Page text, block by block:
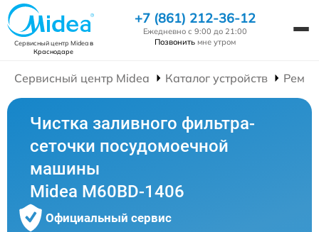
Сервисный центр Mideaв
Краснодаре
+7 (861) 212-36-12
Ежедневно с 9:00 до 21:00
Позвонить мне утром
Сервисный центр Midea Каталог устройств
Чистка заливного фильтра-
сеточки посудомоечной
машины
Midea M60BD-1406
Официальный сервис